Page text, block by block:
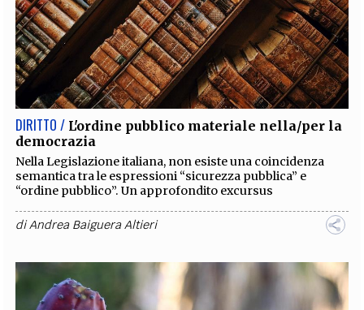
DIRITTO / L'ordine pubblico materiale nella/per la
democrazia
Nella Legislazione italiana, non esiste una coincidenza
semantica tra le espressioni “sicurezza pubblica” e
“ordine pubblico”. Un approfondito excursus
diAndrea Baiguera Altieri